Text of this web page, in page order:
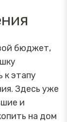
бюджет,
к этапу
Здесь уже
и
на дом